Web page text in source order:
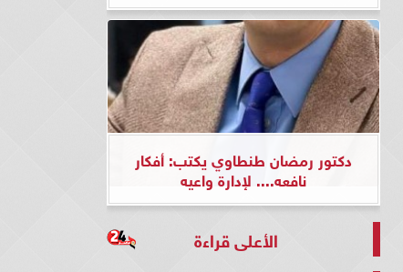
دكتور رمضان طنطاوي يكتب: أفكار
نافعه.... لإدارة واعيه
الأعلى قراءة